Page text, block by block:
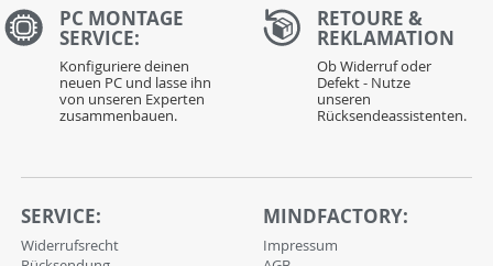
PC MONTAGE
SERVICE:
Konfiguriere deinen
neuen PC und lasse ihn
von unseren Experten
zusammenbauen.
RETOURE &
REKLAMATION
Ob Widerruf oder
Defekt - Nutze
unseren
Rücksendeassistenten.
SERVICE:
Widerrufsrecht
MINDFACTORY:
Impressum